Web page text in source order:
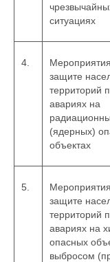
ситуациях
4.
защите
территорий
авариях на
(ядерных)
объектах
5.
защите
территорий
авариях на
опасных
выбросом